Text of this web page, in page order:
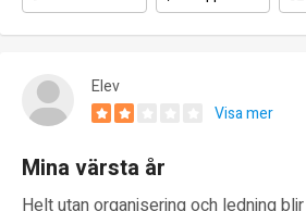
Elev
Visa mer
Mina värsta år
Helt utan organisering och ledning